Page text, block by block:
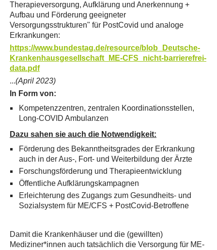
Therapieversorgung, Aufklärung und Anerkennung +
Aufbau und Förderung geeigneter
Versorgungsstrukturen" für PostCovid und analoge
Erkrankungen:
https://www.bundestag.de/resource/blob_Deutsche-
Krankenhausgesellschaft_ME-CFS_nicht-barrierefrei-
data.pdf
...(April 2023)
In Form von:
Kompetenzzentren, zentralen Koordinationsstellen,
Long-COVID Ambulanzen
Dazu sahen sie auch die Notwendigkeit:
Förderung des Bekanntheitsgrades der Erkrankung
auch in der Aus-, Fort- und Weiterbildung der Ärzte
Forschungsförderung und Therapieentwicklung
Öffentliche Aufklärungskampagnen
Erleichterung des Zugangs zum Gesundheits- und
Sozialsystem für ME/CFS + PostCovid-Betroffene
Damit die Krankenhäuser und die (gewillten)
Mediziner*innen auch tatsächlich die Versorgung für ME-